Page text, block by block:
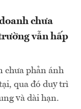
chưa
vẫn hấp
chưa phản ánh
qua đó duy trì
và dài hạn.